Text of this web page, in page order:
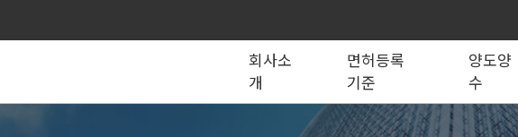
회사소
개
면허등록
기준
양도양
수